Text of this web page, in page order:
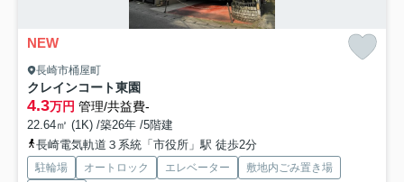
NEW
長崎市桶屋町
クレインコート東園
4.3万円 管理/共益費-
22.64㎡ (1K) /築26年 /5階建
長崎電気軌道３系統「市役所」駅 徒歩2分
駐輪場 オートロック エレベーター
敷地内ごみ置き場